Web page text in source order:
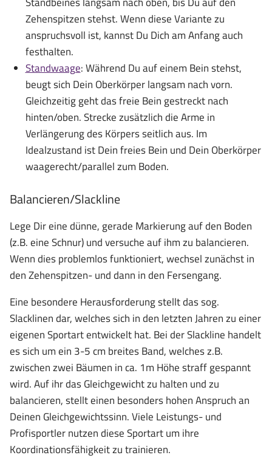
Zehenspitzen stehst. Wenn diese Variante zu
anspruchsvoll ist, kannst Du Dich am Anfang auch
festhalten.
Standwaage: Während Du auf einem Bein stehst,
beugt sich Dein Oberkörper langsam nach vorn.
Gleichzeitig geht das freie Bein gestreckt nach
hinten/oben. Strecke zusätzlich die Arme in
Verlängerung des Körpers seitlich aus. Im
Idealzustand ist Dein freies Bein und Dein Oberkörper
waagerecht/parallel zum Boden.
Balancieren/Slackline
Lege Dir eine dünne, gerade Markierung auf den Boden
(z.B. eine Schnur) und versuche auf ihm zu balancieren.
Wenn dies problemlos funktioniert, wechsel zunächst in
den Zehenspitzen- und dann in den Fersengang.
Eine besondere Herausforderung stellt das sog.
Slacklinen dar, welches sich in den letzten Jahren zu einer
eigenen Sportart entwickelt hat. Bei der Slackline handelt
es sich um ein 3-5 cm breites Band, welches z.B.
zwischen zwei Bäumen in ca. 1m Höhe straff gespannt
wird. Auf ihr das Gleichgewicht zu halten und zu
balancieren, stellt einen besonders hohen Anspruch an
Deinen Gleichgewichtssinn. Viele Leistungs- und
Profisportler nutzen diese Sportart um ihre
Koordinationsfähigkeit zu trainieren.